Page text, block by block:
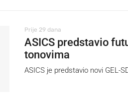
Prije 29 dana
ASICS predstavio
tonovima
ASICS je predstavio novi GEL-